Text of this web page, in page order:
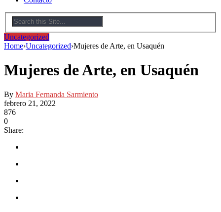
Uncategorized
Home›Uncategorized›Mujeres de Arte, en Usaquén
Mujeres de Arte, en Usaquén
By Maria Fernanda Sarmiento
febrero 21, 2022
876
0
Share: